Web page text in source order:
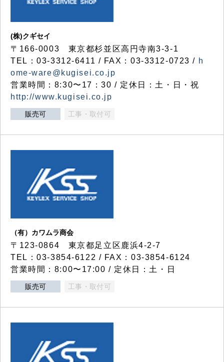
(株)クギセイ
〒166-0003 東京都杉並区高円寺南3-3-1
TEL：03-3312-6411 / FAX：03-3312-0723 / h
ome-ware@kugisei.co.jp
営業時間：8:30〜17：30 / 定休日：土・日・祝
http://www.kugisei.co.jp
販売可 工事・取付可
（有）カワムラ商会
〒123-0864 東京都足立区鹿浜4-2-7
TEL：03-3854-6122 / FAX：03-3854-6124
営業時間：8:00〜17:00 / 定休日：土・日
販売可 工事・取付可